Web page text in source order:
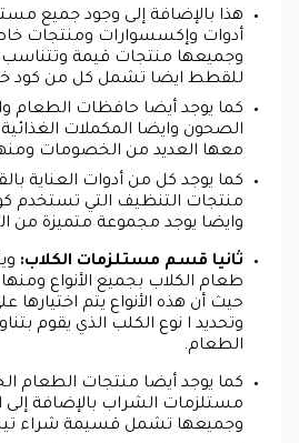
هذا بالإضافة إلى وجود جميع
أدوات وإكسسوارات ومنتجات
وجميعها منتجات قيمة وتتناسب
للقطط ايضا تشمل كل من كود
كما يوجد أيضا حافظات الطعام
الصحون وايضا المكملات الغذائية
معها العديد من الخصومات
كما يوجد كل من أدوات العناية
منتجات التنظيف التي تستخدم
وايضا يوجد مجموعة متميزة من
ثانيا قسم مستلزمات الكلاب:
طعام الكلاب بجميع الأنواع
حيث أن هذه الأنواع يتم
وتحديد ا نوع الكلب الذي يقوم
الطعام.
كما يوجد أيضا منتجات الطعام
مستلزمات الشراب بالإضافة إلى
وجميعها تشمل قسيمة شراء